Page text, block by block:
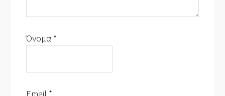
Όνομα *
Email *